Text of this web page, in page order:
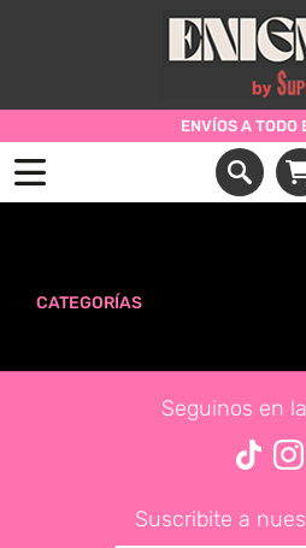
ENVÍOS A TODO
CATEGORÍAS
Seguinos en
Suscribite a